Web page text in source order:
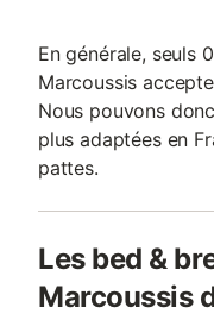
En générale, seuls
Marcoussis
Nous pouvons
plus adaptées en
pattes.
Les bed &
Marcoussis